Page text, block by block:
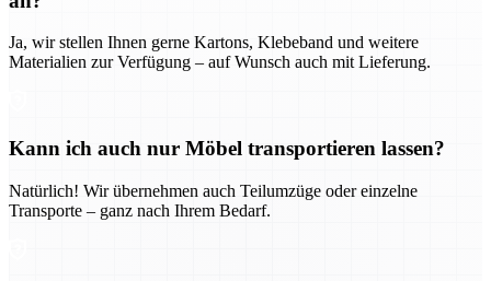
Ja, wir stellen Ihnen gerne Kartons, Klebeband und weitere
Materialien zur Verfügung – auf Wunsch auch mit Lieferung.
Kann ich auch nur Möbel transportieren lassen?
Natürlich! Wir übernehmen auch Teilumzüge oder einzelne
Transporte – ganz nach Ihrem Bedarf.